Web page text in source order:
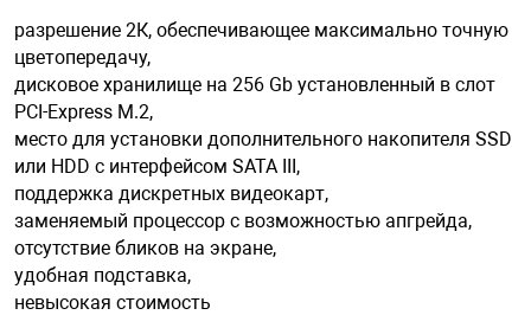
разрешение 2К, обеспечивающее максимально точную
цветопередачу,
дисковое хранилище на 256 Gb установленный в слот
PCI-Express М.2,
место для установки дополнительного накопителя SSD
или HDD с интерфейсом SATA III,
поддержка дискретных видеокарт,
заменяемый процессор с возможностью апгрейда,
отсутствие бликов на экране,
удобная подставка,
невысокая стоимость